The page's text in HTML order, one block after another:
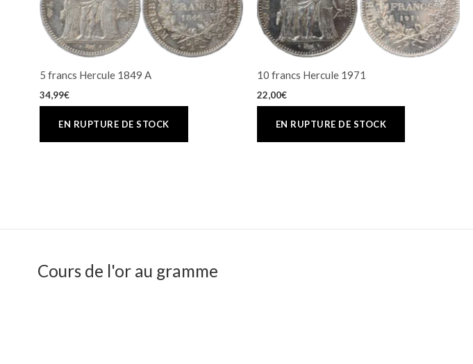
5 francs Hercule 1849 A
34,99€
10 francs Hercule 1971
22,00€
Cours de l'or au gramme